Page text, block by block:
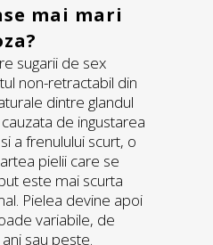
mai mari
sugarii de sex
non-retractabil din
dintre glandul
de ingustarea
a frenulului scurt, o
pielii care se
este mai scurta
Pielea devine apoi
variabile, de
sau peste.